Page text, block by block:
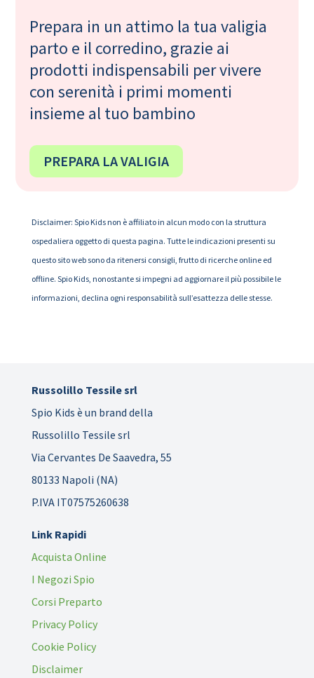
Prepara in un attimo la tua valigia
parto e il corredino, grazie ai
prodotti indispensabili per vivere
con serenità i primi momenti
insieme al tuo bambino
PREPARA LA VALIGIA
Disclaimer: Spio Kids non è affiliato in alcun modo con la struttura
ospedaliera oggetto di questa pagina. Tutte le indicazioni presenti su
questo sito web sono da ritenersi consigli, frutto di ricerche online ed
offline. Spio Kids, nonostante si impegni ad aggiornare il più possibile le
informazioni, declina ogni responsabilità sull’esattezza delle stesse.
Russolillo Tessile srl
Spio Kids è un brand della
Russolillo Tessile srl
Via Cervantes De Saavedra, 55
80133 Napoli (NA)
P.IVA IT07575260638
Link Rapidi
Acquista Online
I Negozi Spio
Corsi Preparto
Privacy Policy
Cookie Policy
Disclaimer